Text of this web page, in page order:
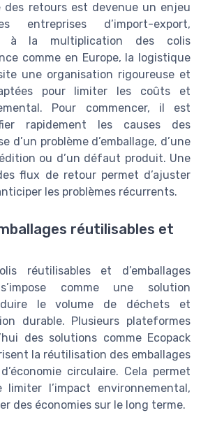
des retours est devenue un enjeu
entreprises d’import-export,
à la multiplication des colis
comme en Europe, la logistique
une organisation rigoureuse et
pour limiter les coûts et
Pour commencer, il est
rapidement les causes des
d’un problème d’emballage, d’une
ou d’un défaut produit. Une
flux de retour permet d’ajuster
les problèmes récurrents.
réutilisables et
réutilisables et d’emballages
s’impose comme une solution
le volume de déchets et
durable. Plusieurs plateformes
des solutions comme Ecopack
la réutilisation des emballages
circulaire. Cela permet
l’impact environnemental,
des économies sur le long terme.